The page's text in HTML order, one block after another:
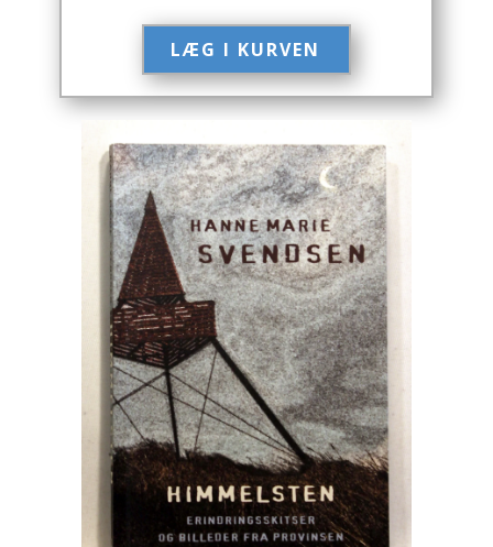
Computer / IT
Design
Drikkevare / Øl / Vin
Engelsk
Erhverv
Europa
Fantasy / Sciencefiction
Filosofi
Håndarbejde
Håndværk
LÆG I KURVEN​